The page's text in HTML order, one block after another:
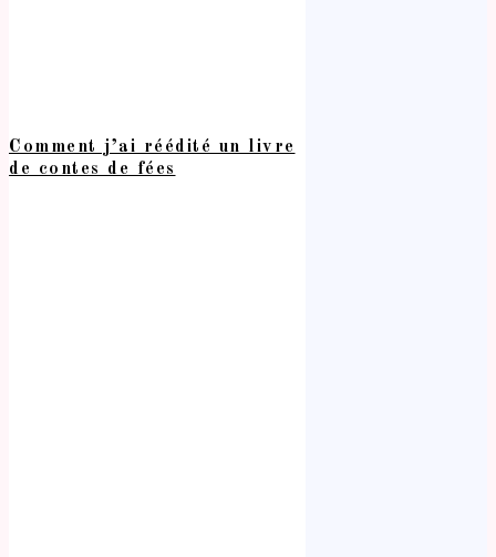
Comment j’ai réédité un livre
de contes de fées